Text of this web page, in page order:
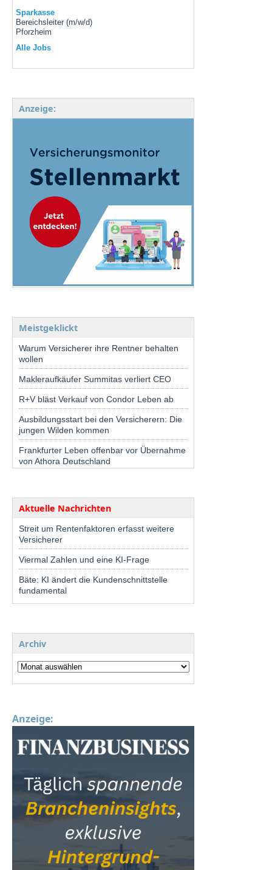
Sparkasse
Bereichsleiter (m/w/d)
Pforzheim
Alle Jobs
Anzeige:
Meistgeklickt
Warum Versicherer ihre Rentner behalten
wollen
Makleraufkäufer Summitas verliert CEO
R+V bläst Verkauf von Condor Leben ab
Ausbildungsstart bei den Versicherern: Die
jungen Wilden kommen
Frankfurter Leben offenbar vor Übernahme
von Athora Deutschland
Aktuelle Nachrichten
Streit um Rentenfaktoren erfasst weitere
Versicherer
Viermal Zahlen und eine KI-Frage
Bäte: KI ändert die Kundenschnittstelle
fundamental
Archiv
Anzeige: